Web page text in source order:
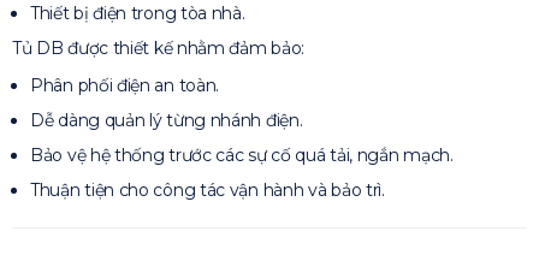
Thiết bị điện trong tòa nhà.
Tủ DB được thiết kế nhằm đảm bảo:
Phân phối điện an toàn.
Dễ dàng quản lý từng nhánh điện.
Bảo vệ hệ thống trước các sự cố quá tải, ngắn mạch.
Thuận tiện cho công tác vận hành và bảo trì.